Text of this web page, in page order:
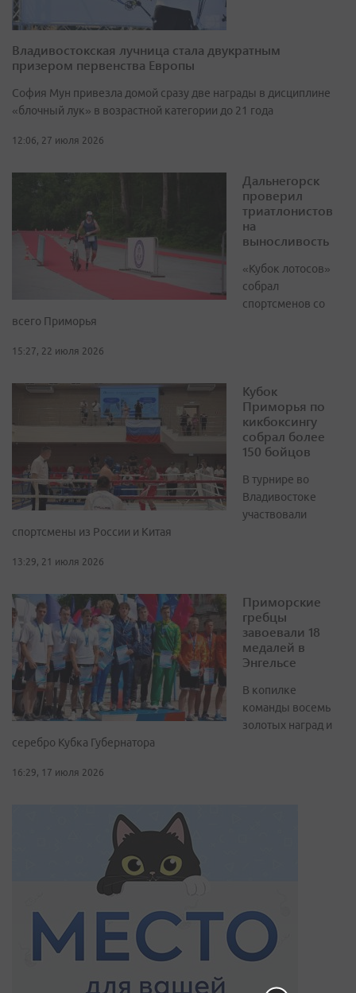
Владивостокская лучница стала двукратным
призером первенства Европы
София Мун привезла домой сразу две награды в дисциплине
«блочный лук» в возрастной категории до 21 года
12:06, 27 июля 2026
Дальнегорск
проверил
триатлонистов
на
выносливость
«Кубок лотосов»
собрал
спортсменов со
всего Приморья
15:27, 22 июля 2026
Кубок
Приморья по
кикбоксингу
собрал более
150 бойцов
В турнире во
Владивостоке
участвовали
спортсмены из России и Китая
13:29, 21 июля 2026
Приморские
гребцы
завоевали 18
медалей в
Энгельсе
В копилке
команды восемь
золотых наград и
серебро Кубка Губернатора
16:29, 17 июля 2026